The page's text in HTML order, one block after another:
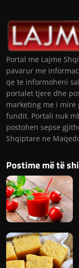
Portal me Lajme
pavarur me
qe te informoheni
portalet tjere dhe
marketing me i
fundit. Portali nuk
postohen sepse
Shqiptare ne
Postime më të